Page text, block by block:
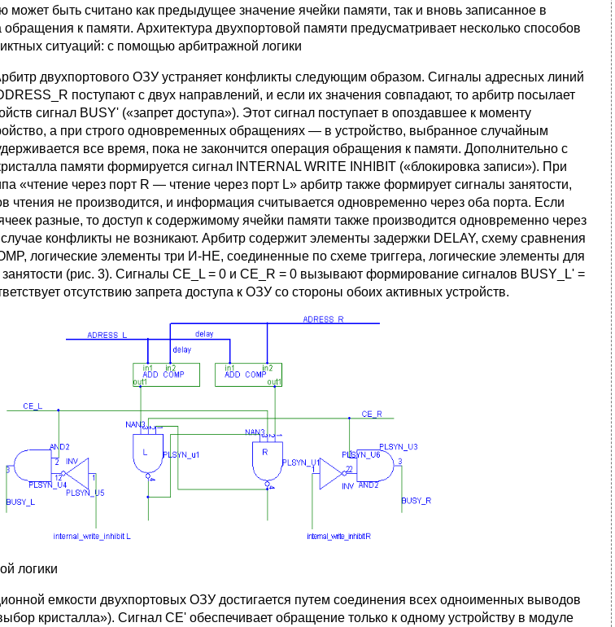
может быть считано как предыдущее значение ячейки памяти, так и вновь записанное в
обращения к памяти. Архитектура двухпортовой памяти предусматривает несколько способов
ситуаций: с помощью арбитражной логики
двухпортового ОЗУ устраняет конфликты следующим образом. Сигналы адресных линий
поступают с двух направлений, и если их значения совпадают, то арбитр посылает
сигнал BUSY' («запрет доступа»). Этот сигнал поступает в опоздавшее к моменту
а при строго одновременных обращениях — в устройство, выбранное случайным
все время, пока не закончится операция обращения к памяти. Дополнительно с
памяти формируется сигнал INTERNAL WRITE INHIBIT («блокировка записи»). При
«чтение через порт R — чтение через порт L» арбитр также формирует сигналы занятости,
чтения не производится, и информация считывается одновременно через оба порта. Если
разные, то доступ к содержимому ячейки памяти также производится одновременно через
случае конфликты не возникают. Арбитр содержит элементы задержки DELAY, схему сравнения
логические элементы три И-НЕ, соединенные по схеме триггера, логические элементы для
(рис. 3). Сигналы CE_L = 0 и CE_R = 0 вызывают формирование сигналов BUSY_L' =
отсутствию запрета доступа к ОЗУ со стороны обоих активных устройств.
логики
емкости двухпортовых ОЗУ достигается путем соединения всех одноименных выводов
кристалла»). Сигнал CE' обеспечивает обращение только к одному устройству в модуле